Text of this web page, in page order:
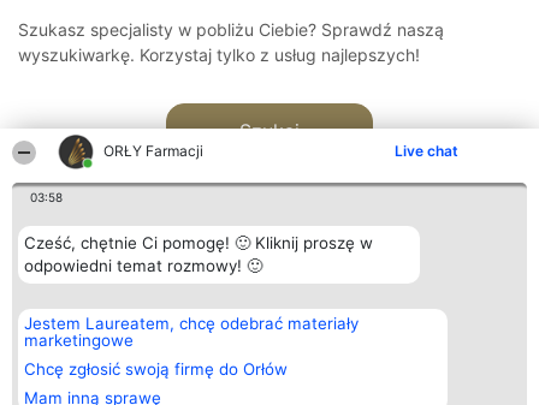
ORŁY Farmacji Live chat
03:58
Cześć, chętnie Ci pomogę! 🙂 Kliknij proszę w
odpowiedni temat rozmowy! 🙂
Jestem Laureatem, chcę odebrać materiały
marketingowe
Chcę zgłosić swoją firmę do Orłów
Mam inną sprawę
Szukasz specjalisty w pobliżu Ciebie? Sprawdź naszą
wyszukiwarkę. Korzystaj tylko z usług najlepszych!
Szukaj
Organizator plebiscytu
Bright Side Solutions sp. z o.
o. sp. k.
ul. Ruska 22
Wrocław 50-079
KRS 0000749100 | Regon
Plebiscyt
Laureaci
wszystkich
Laureatów
Kontakt
Kontakt